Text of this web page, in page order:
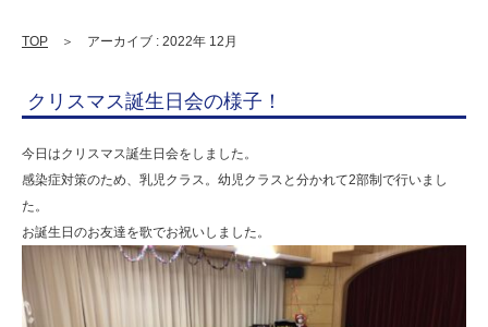
連
携
型
認
定
こ
ど
も
TOP ＞ アーカイブ : 2022年 12月
クリスマス誕生日会の様子！
今日はクリスマス誕生日会をしました。
感染症対策のため、乳児クラス。幼児クラスと分かれて2部制で行いまし
た。
お誕生日のお友達を歌でお祝いしました。